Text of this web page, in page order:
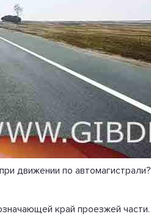
движении по автомагистрали?
край проезжей части.